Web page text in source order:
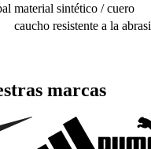
material sintético / cuero
caucho resistente a la
marcas